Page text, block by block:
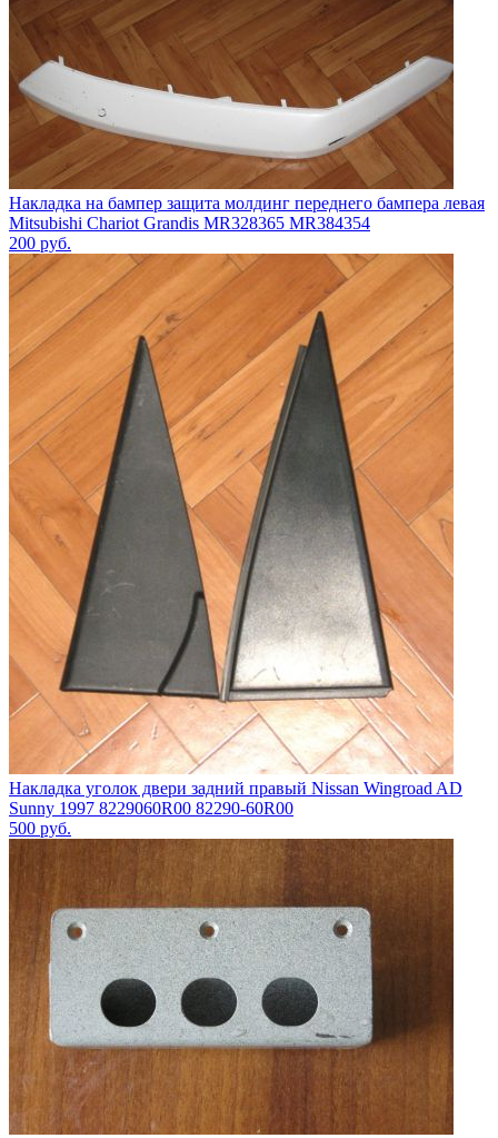
Накладка на бампер защита молдинг переднего бампера левая
Mitsubishi Chariot Grandis MR328365 MR384354
200 руб.
Накладка уголок двери задний правый Nissan Wingroad AD
Sunny 1997 8229060R00 82290-60R00
500 руб.